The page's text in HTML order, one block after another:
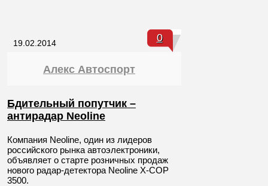
19.02.2014 0
Алекс Автоспорт
Бдительный попутчик –
антирадар Neoline
Компания Neoline, один из лидеров
российского рынка автоэлектроники,
объявляет о старте розничных продаж
нового радар-детектора Neoline X-COP
3500.